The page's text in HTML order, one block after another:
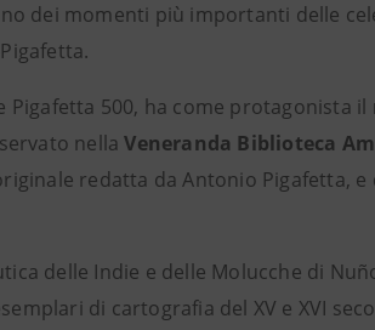
dei momenti più importanti delle
Pigafetta 500, ha come protagonista il
nellaVeneranda Biblioteca
redatta da Antonio Pigafetta,
delle Indie e delle Molucche di
di cartografia del XV e XVI